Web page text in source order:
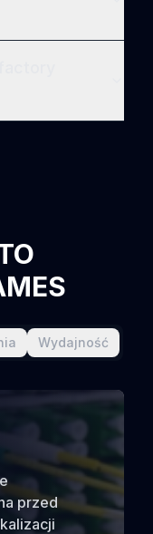
Wydajność
przed